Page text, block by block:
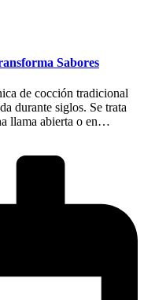
Sabores
de cocción tradicional
durante siglos. Se trata
llama abierta o en…